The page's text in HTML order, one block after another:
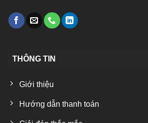
THÔNG TIN
Giới thiệu
Hướng dẫn thanh toán